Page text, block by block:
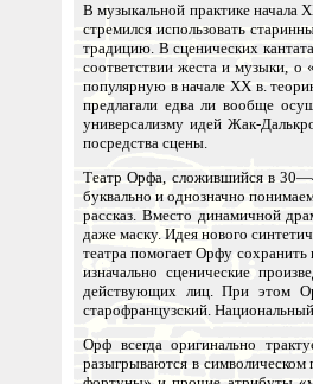
В музыкальной практике начала
стремился использовать
традицию. В сценических
соответствии жеста и музыки,
популярную в начале XX в.
предлагали едва ли вообще
универсализму идей Жак-
посредства сцены.
Театр Орфа, сложившийся в
буквально и однозначно
рассказ. Вместо динамичной
даже маску. Идея нового
театра помогает Орфу сохранить
изначально сценические
действующих лиц. При этом
старофранцузский.
Орф всегда оригинально
разыгрываются в символическом